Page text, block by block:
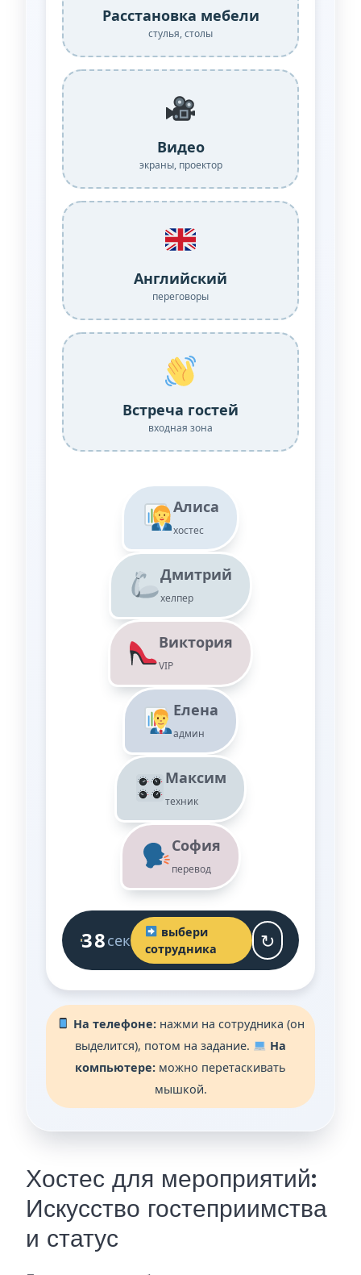
Расстановка мебели
стулья, столы
Видео
экраны, проектор
Английский
переговоры
Встреча гостей
входная зона
Алиса
хостес
Дмитрий
хелпер
Виктория
VIP
Елена
админ
Максим
техник
София
перевод
36сек
выбери
сотрудника
↻
На телефоне:нажми на сотрудника (он
выделится), потом на задание.
На
компьютере: можно перетаскивать
мышкой.
Хостес для мероприятий:
Искусство гостеприимства
и статус